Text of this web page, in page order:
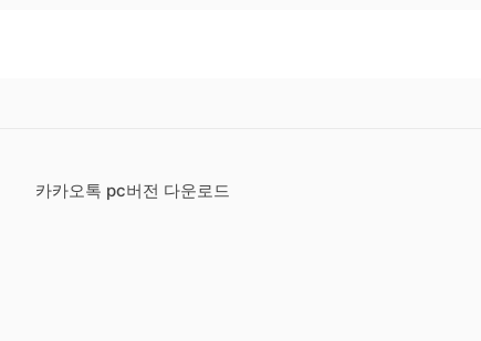
카카오톡 pc버전 다운로드